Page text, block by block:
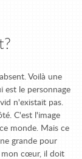
Voilà une
est le personnage
n'existait pas.
C'est l'image
monde. Mais ce
grande pour
mon cœur, il doit